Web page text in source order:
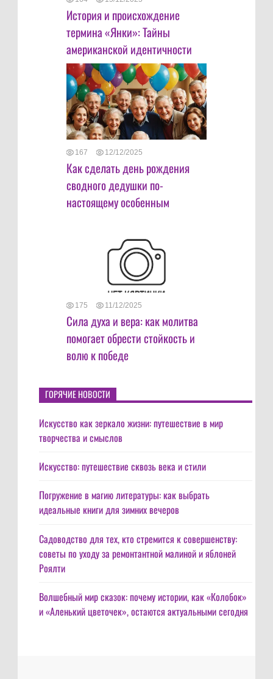
История и происхождение
термина «Янки»: Тайны
американской идентичности
167 12/12/2025
Как сделать день рождения
сводного дедушки по-
настоящему особенным
175 11/12/2025
Сила духа и вера: как молитва
помогает обрести стойкость и
волю к победе
ГОРЯЧИЕ НОВОСТИ
Искусство как зеркало жизни: путешествие в мир
творчества и смыслов
Искусство: путешествие сквозь века и стили
Погружение в магию литературы: как выбрать
идеальные книги для зимних вечеров
Садоводство для тех, кто стремится к совершенству:
советы по уходу за ремонтантной малиной и яблоней
Роялти
Волшебный мир сказок: почему истории, как «Колобок»
и «Аленький цветочек», остаются актуальными сегодня